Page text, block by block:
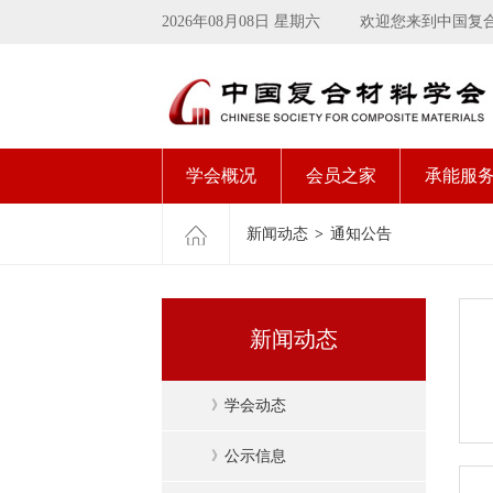
2026年08月08日 星期六 欢迎您来到中国复
学会概况 会员之家 承能服
新闻动态 > 通知公告
新闻动态
》 学会动态
》 公示信息